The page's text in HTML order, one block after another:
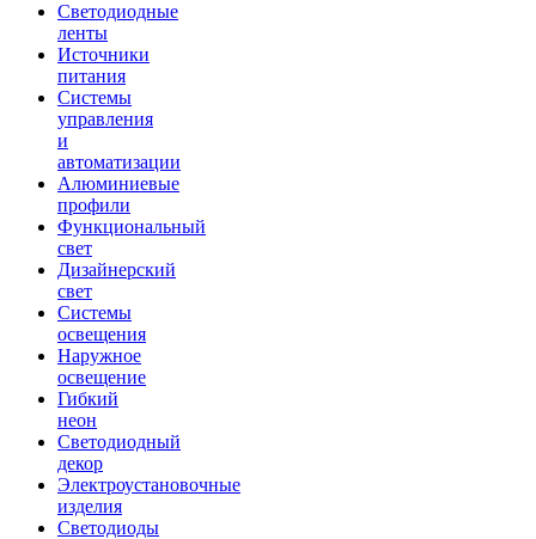
Светодиодные
ленты
Источники
питания
Системы
управления
и
автоматизации
Алюминиевые
профили
Функциональный
свет
Дизайнерский
свет
Системы
освещения
Наружное
освещение
Гибкий
неон
Светодиодный
декор
Электроустановочные
изделия
Светодиоды